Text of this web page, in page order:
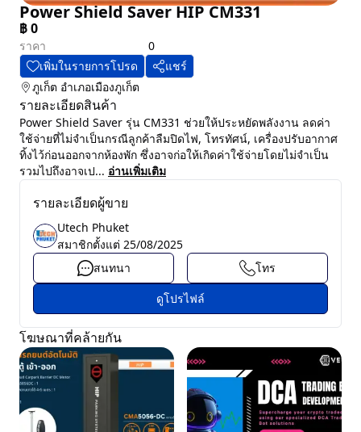
Power Shield Saver HIP CM331
฿0
ราคา
0
เพิ่มในรายการโปรด
แชร์
ภูเก็ต อำเภอเมืองภูเก็ต
รายละเอียดสินค้า
Power Shield Saver รุ่น CM331 ช่วยให้ประหยัดพลังงาน ลดค่า
ใช้จ่ายที่ไม่จำเป็นกรณีลูกค้าลืมปิดไฟ, โทรทัศน์, เครื่องปรับอากาศ
ทิ้งไว้ก่อนออกจากห้องพัก ซึ่งอาจก่อให้เกิดค่าใช้จ่ายโดยไม่จำเป็น
รวมไปถึงอาจเป... อ่านเพิ่มเติม
รายละเอียดผู้ขาย
Utech Phuket
สมาชิกตั้งแต่ 25/08/2025
สนทนา
โทร
ดูโปรไฟล์
โฆษณาที่คล้ายกัน